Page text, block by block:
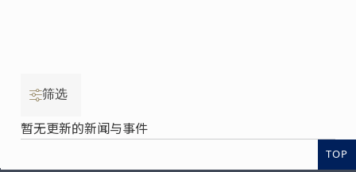
筛选
暂无更新的新闻与事件
TOP